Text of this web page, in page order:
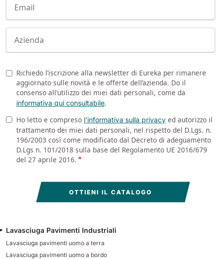
E110-D
E110-R
1100 mm 8800 m²/h
Newsletter
Richiedo l’iscrizione alla newsletter di Eureka per rimanere
aggiornato sulle novità e le offerte dell’azienda. Do il
consenso all’utilizzo dei miei dati personali, come da
informativa qui consultabile.
Privacy
Ho letto e compreso l'informativa sulla privacy ed autorizzo il
trattamento dei miei dati personali, nel rispetto del D.Lgs. n.
196/2003 così come modificato dal Decreto di adeguamento
D.Lgs n. 101/2018 sulla base del Regolamento UE 2016/679
del 27 aprile 2016.
Lavasciuga Pavimenti Industriali
Lavasciuga pavimenti uomo a terra
Lavasciuga pavimenti uomo a bordo